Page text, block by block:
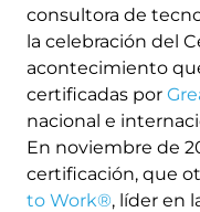
consultora de
la celebración del
acontecimiento
certificadas por
nacional e
En noviembre de
certificación, que
to Work®, líder en